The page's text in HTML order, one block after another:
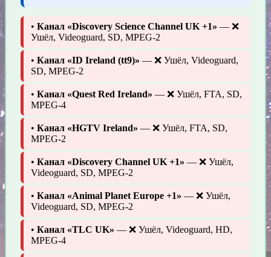
• Канал «Discovery Science Channel UK +1» — ❌
Ушёл, Videoguard, SD, MPEG-2
• Канал «ID Ireland (tt9)» — ❌ Ушёл, Videoguard,
SD, MPEG-2
• Канал «Quest Red Ireland» — ❌ Ушёл, FTA, SD,
MPEG-4
• Канал «HGTV Ireland» — ❌ Ушёл, FTA, SD,
MPEG-2
• Канал «Discovery Channel UK +1» — ❌ Ушёл,
Videoguard, SD, MPEG-2
• Канал «Animal Planet Europe +1» — ❌ Ушёл,
Videoguard, SD, MPEG-2
• Канал «TLC UK» — ❌ Ушёл, Videoguard, HD,
MPEG-4